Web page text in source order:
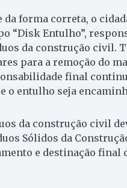
da forma correta, o
“Disk Entulho”,
da construção civil.
para a remoção do
final
o entulho seja
da construção civil
Sólidos da
e destinação final